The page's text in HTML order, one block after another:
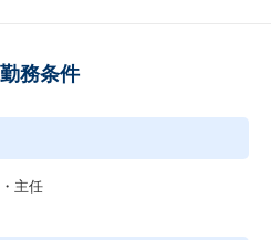
勤務条件
主任